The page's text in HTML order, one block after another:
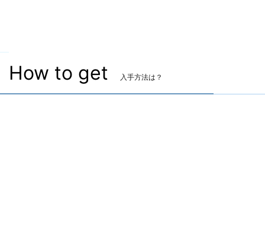
How to get 入手方法は？